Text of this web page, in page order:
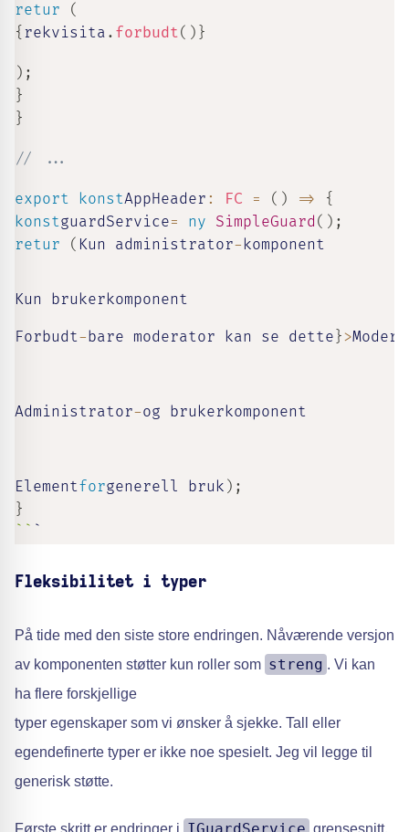
retur
(
{ rekvisita . forbudt( ) }
) ;
}
}
// ...
export konstAppHeader : FC = ( ) =>
{
konstguardService= ny SimpleGuard ( ) ;
retur
( Kun administrator- komponent
Kun brukerkomponent
Forbudt-bare moderator kan se dette }>
Administrator-og brukerkomponent
Elementforgenerell bruk ) ;
}
Fleksibilitet i typer
På tide med den siste store endringen. Nåværende versjon
av komponenten støtter kun roller som streng . Vi kan
ha flere forskjellige
typer egenskaper som vi ønsker å sjekke. Tall eller
egendefinerte typer er ikke noe spesielt. Jeg vil legge til
generisk støtte.
Første skritt er endringer i
grensesnitt.